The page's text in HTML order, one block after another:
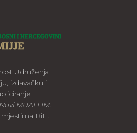
Udruženja
izdavačku i
Novi MUALLIM.
BiH.